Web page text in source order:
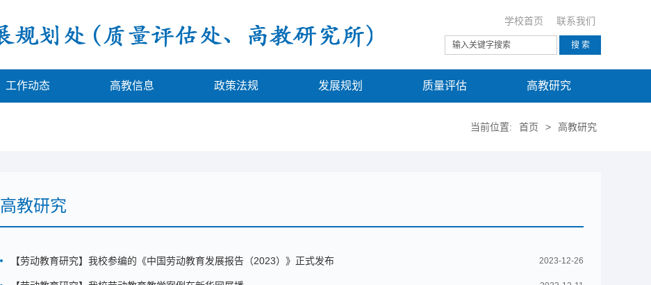
学校首页 联系我们
工作动态 高教信息 政策法规 发展规划 质量评估 高教研究
当前位置: 首页 > 高教研究
高教研究
【劳动教育研究】我校参编的《中国劳动教育发展报告（2023）》正式发布 2023-12-26